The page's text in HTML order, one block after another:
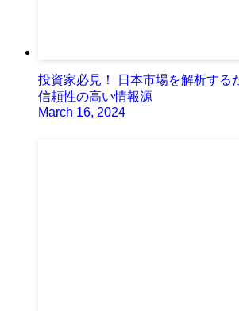
投資家必見！ 日本市場を解析する
信頼性の高い情報源
March 16, 2024